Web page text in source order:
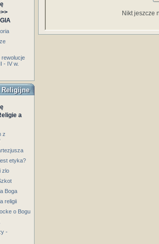
rewolucje
- IV w.
Religijne
a
z
etyka?
zlo
Boga
religii
o Bogu
-
Nikt jeszcze